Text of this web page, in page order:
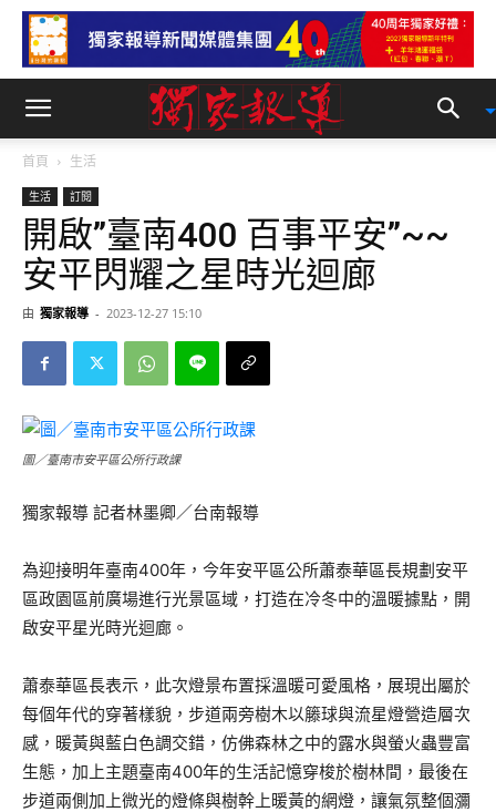
首頁 生活
生活 訂閱
開啟”臺南400 百事平安”~~
安平閃耀之星時光迴廊
由 獨家報導 - 2023-12-27 15:10
圖／臺南市安平區公所行政課
獨家報導 記者林墨卿／台南報導
為迎接明年臺南400年，今年安平區公所蕭泰華區長規劃安平
區政園區前廣場進行光景區域，打造在冷冬中的溫暖據點，開
啟安平星光時光迴廊。
蕭泰華區長表示，此次燈景布置採溫暖可愛風格，展現出屬於
每個年代的穿著樣貌，步道兩旁樹木以籐球與流星燈營造層次
感，暖黃與藍白色調交錯，仿佛森林之中的露水與螢火蟲豐富
生態，加上主題臺南400年的生活記憶穿梭於樹林間，最後在
步道兩側加上微光的燈條與樹幹上暖黃的網燈，讓氣氛整個瀰